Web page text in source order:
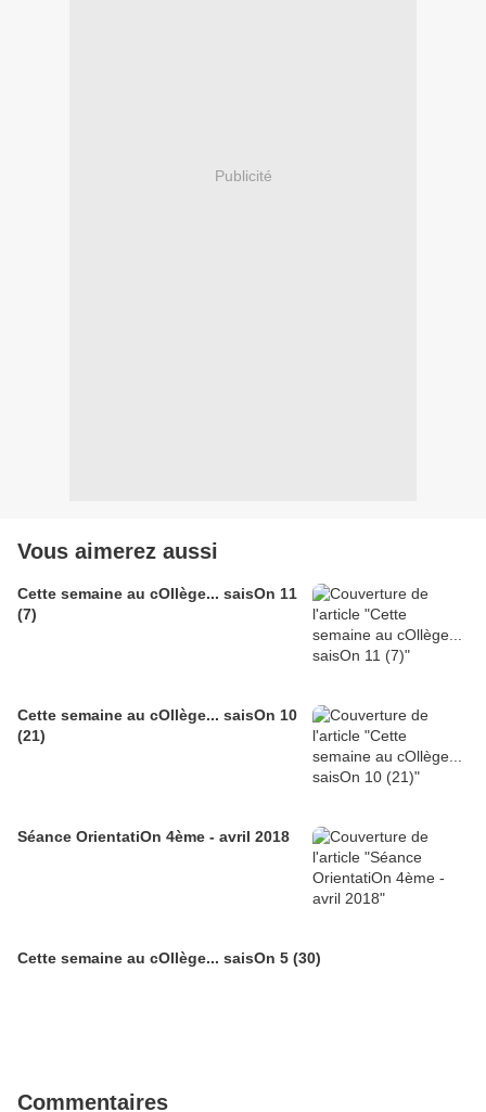
Publicité
Vous aimerez aussi
Cette semaine au cOllège... saisOn 11
(7)
Cette semaine au cOllège... saisOn 10
(21)
Séance OrientatiOn 4ème - avril 2018
Cette semaine au cOllège... saisOn 5 (30)
Commentaires